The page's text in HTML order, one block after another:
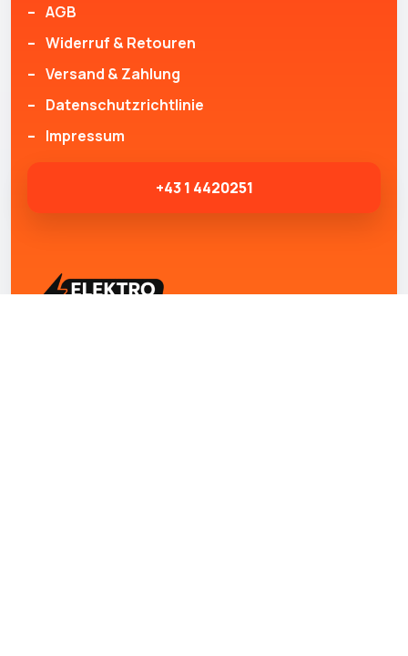
AGB
Widerruf & Retouren
Versand & Zahlung
Datenschutzrichtlinie
Impressum
+43 1 4420251